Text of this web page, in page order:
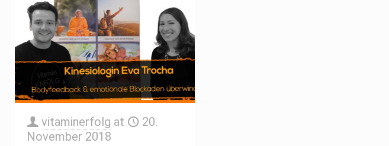
vitaminerfolg at
20.
November 2018